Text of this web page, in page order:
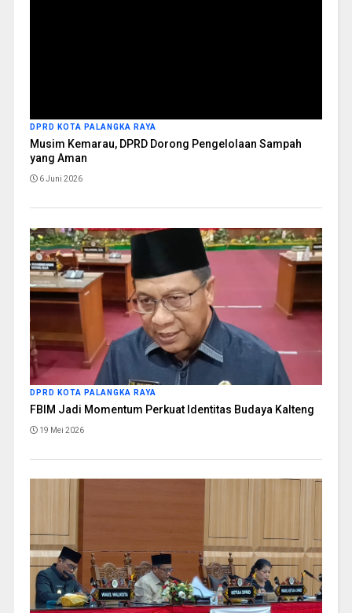
DPRD KOTA PALANGKA RAYA
Musim Kemarau, DPRD Dorong Pengelolaan Sampah
yang Aman
6 Juni 2026
DPRD KOTA PALANGKA RAYA
FBIM Jadi Momentum Perkuat Identitas Budaya Kalteng
19 Mei 2026